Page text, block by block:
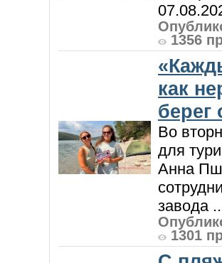
1356
как
берег
Во
для
Анна
завода
1301